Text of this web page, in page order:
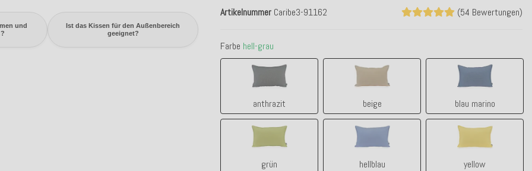
und
Ist das Kissen für den Außenbereich
geeignet?
(54 Bewertungen)
Artikelnummer Caribe3-91162
Farbe hell-grau
anthrazit
anthrazit
beige
beige
blau marino
blau marino
grün
grün
hellblau
hellblau
yellow
yellow